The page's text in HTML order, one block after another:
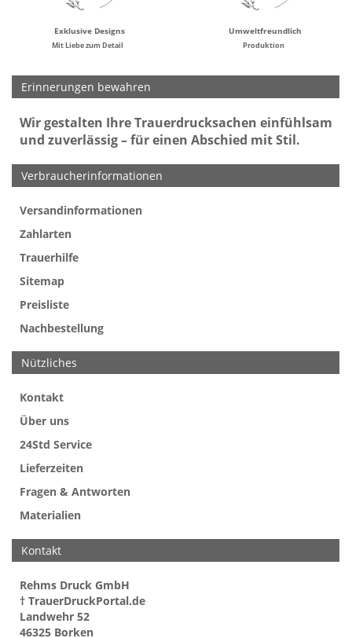
Exklusive Designs
Mit Liebe zum Detail
Umweltfreundlich
Produktion
Erinnerungen bewahren
Wir gestalten Ihre Trauerdrucksachen einfühlsam
und zuverlässig – für einen Abschied mit Stil.
Verbraucherinformationen
Versandinformationen
Zahlarten
Trauerhilfe
Sitemap
Preisliste
Nachbestellung
Werbefreie Trauerkarten
Tipps
So bestellen Sie
Preise und Muster
Texte für Trauerkarten
Texte für Kondolenzkarten
Nützliches
Kontakt
Über uns
24Std Service
Lieferzeiten
Fragen & Antworten
Materialien
Kontakt
Rehms Druck GmbH
† TrauerDruckPortal.de
Landwehr 52
46325 Borken